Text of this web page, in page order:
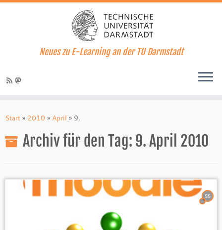
Inhalt
Neues zu E-Learning an der TU Darmstadt
Start » 2010 » April » 9.
Archiv für den Tag: 9. April 2010
55